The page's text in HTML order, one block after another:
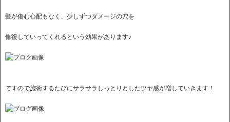
髪が傷む心配もなく、少しずつダメージの穴を
修復していってくれるという効果があります♪
ですので施術するたびにサラサラしっとりとしたツヤ感が増していきます！